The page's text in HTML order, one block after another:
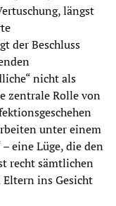
längst
der Beschluss
nicht als
zentrale Rolle von
unter einem
eine Lüge, die den
recht sämtlichen
ins Gesicht